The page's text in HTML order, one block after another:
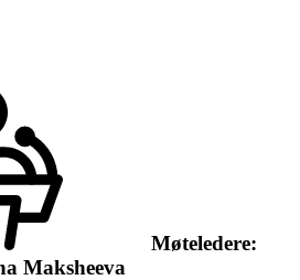
Møteledere:
Maksheeva